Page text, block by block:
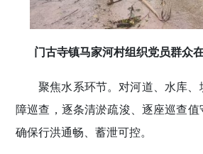
门古寺镇马家河村组织党员群众
聚焦水系环节。对河道、水库
障巡查，逐条清淤疏浚、逐座巡查值
确保行洪通畅、蓄泄可控。